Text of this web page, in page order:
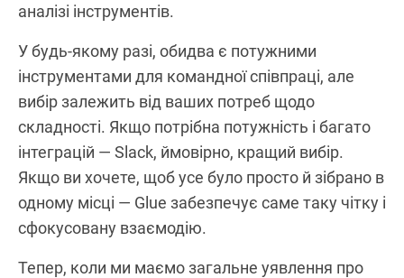
аналізі інструментів.
У будь-якому разі, обидва є потужними
інструментами для командної співпраці, але
вибір залежить від ваших потреб щодо
складності. Якщо потрібна потужність і багато
інтеграцій — Slack, ймовірно, кращий вибір.
Якщо ви хочете, щоб усе було просто й зібрано в
одному місці — Glue забезпечує саме таку чітку і
сфокусовану взаємодію.
Тепер, коли ми маємо загальне уявлення про